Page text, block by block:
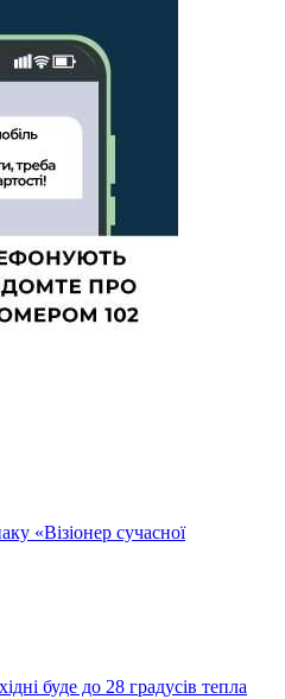
«Візіонер сучасної
буде до 28 градусів тепла